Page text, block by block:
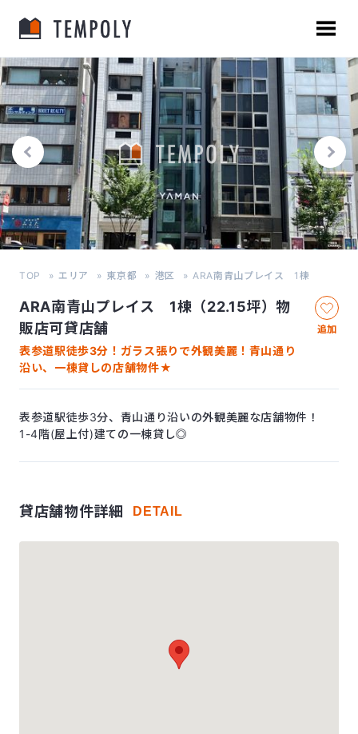
TOP エリア 東京都 港区 ARA南青山プレイス 1棟
ARA南青山プレイス 1棟（22.15坪）物
販店可貸店舗
表参道駅徒歩3分！ガラス張りで外観美麗！青山通り
沿い、一棟貸しの店舗物件★
追加
表参道駅徒歩3分、青山通り沿いの外観美麗な店舗物件！
1-4階(屋上付)建ての一棟貸し◎
貸店舗物件詳細 DETAIL